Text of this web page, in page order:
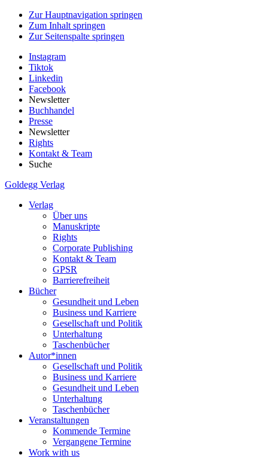
Zur Hauptnavigation springen
Zum Inhalt springen
Zur Seitenspalte springen
Instagram
Tiktok
Linkedin
Facebook
Newsletter
Buchhandel
Presse
Newsletter
Rights
Kontakt & Team
Suche
Goldegg Verlag
Verlag
Über uns
Manuskripte
Rights
Corporate Publishing
Kontakt & Team
GPSR
Barrierefreiheit
Bücher
Gesundheit und Leben
Business und Karriere
Gesellschaft und Politik
Unterhaltung
Taschenbücher
Autor*innen
Gesellschaft und Politik
Business und Karriere
Gesundheit und Leben
Unterhaltung
Taschenbücher
Veranstaltungen
Kommende Termine
Vergangene Termine
Work with us